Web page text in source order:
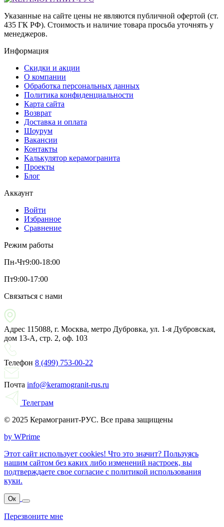
Указанные на сайте цены не являются публичной офертой (ст.
435 ГК РФ). Стоимость и наличие товара просьба уточнять у
менеджеров.
Информация
Скидки и акции
О компании
Обработка персональных данных
Политика конфиденциальности
Карта сайта
Возврат
Доставка и оплата
Шоурум
Вакансии
Контакты
Калькулятор керамогранита
Проекты
Блог
Аккаунт
Войти
Избранное
Сравнение
Режим работы
Пн-Чт9:00-18:00
Пт9:00-17:00
Связаться с нами
Адрес 115088, г. Москва, метро Дубровка, ул. 1-я Дубровская,
дом 13-А, стр. 2, оф. 103
Телефон 8 (499) 753-00-22
Почта info@keramogranit-rus.ru
Телеграм
© 2025 Керамогранит-РУС. Все права защищены
by WPrime
Этот сайт использует cookies! Что это значит? Пользуясь
нашим сайтом без каких либо изменений настроек, вы
подтверждаете свое согласие с политикой использования
куки.
Ок
Перезвоните мне